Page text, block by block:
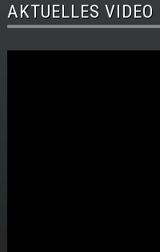
AKTUELLES VIDEO